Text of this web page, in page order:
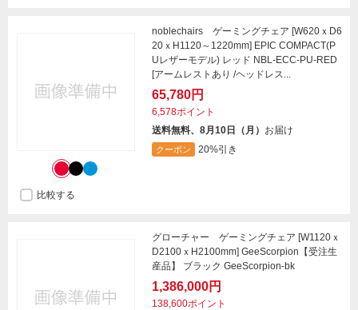
noblechairs ゲーミングチェア [W620ｘD6
20ｘH1120～1220mm] EPIC COMPACT(P
Uレザーモデル) レッド NBL-ECC-PU-RED
[アームレストあり /ヘッドレス...
65,780円
6,578ポイント
送料無料、8月10日（月） お届け
クーポン 20%引き
比較する
グローチャー ゲーミングチェア [W1120ｘ
D2100ｘH2100mm] GeeScorpion【受注生
産品】 ブラック GeeScorpion-bk
1,386,000円
138,600ポイント